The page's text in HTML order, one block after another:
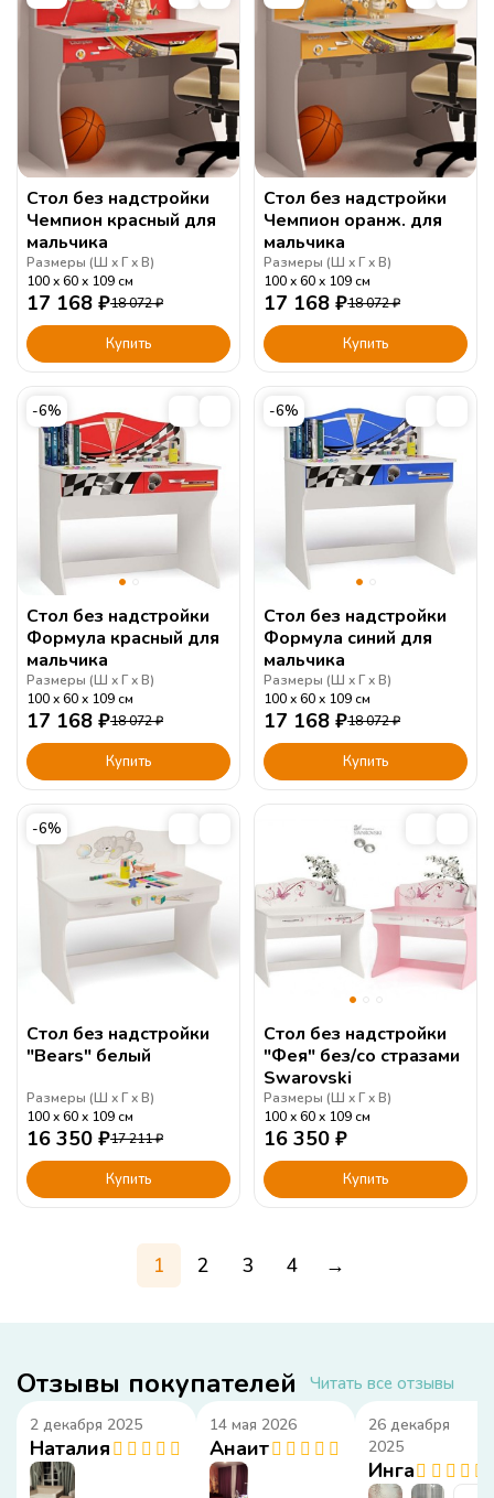
Стол без надстройки
Чемпион красный для
мальчика
Размеры (Ш Г В)
100
60 109 см
17 168 ₽18 072₽
Купить
Стол без надстройки
Чемпион оранж. для
мальчика
Размеры (Ш Г В)
100
60 109 см
17 168 ₽18 072₽
Купить
-6%
Стол без надстройки
Формула красный для
мальчика
Размеры (Ш Г В)
100
60 109 см
17 168 ₽18 072₽
Купить
-6%
Стол без надстройки
Формула синий для
мальчика
Размеры (Ш Г В)
100
60 109 см
17 168 ₽18 072₽
Купить
-6%
Стол без надстройки
"Bears" белый
Размеры (Ш Г В)
100
60 109 см
16 350 ₽17 211₽
Купить
Стол без надстройки
"Фея" без/со стразами
Swarovski
Размеры (Ш Г В)
100
60 109 см
16 350 ₽
Купить
1 2 3 4 →
Отзывы покупателей Читать все отзывы
2 декабря 2025
Наталия
14 мая 2026
Анаит
26 декабря
2025
Инга